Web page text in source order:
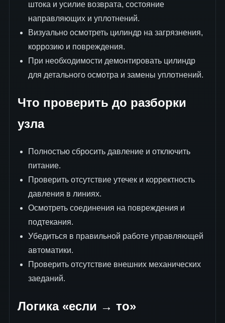
штока и усилие возврата, состояние
направляющих и уплотнений.
Визуально осмотреть цилиндр на загрязнения,
коррозию и повреждения.
При необходимости демонтировать цилиндр
для детального осмотра и замены уплотнений.
Что проверить до разборки
узла
Полностью сбросить давление и отключить
питание.
Проверить отсутствие утечек и корректность
давления в линиях.
Осмотреть соединения на повреждения и
подтекания.
Убедиться в правильной работе управляющей
автоматики.
Проверить отсутствие внешних механических
заеданий.
Логика «если → то»